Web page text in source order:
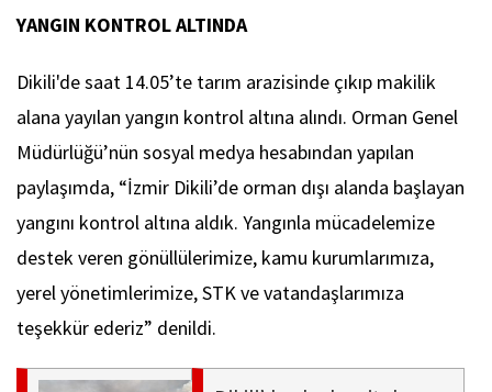
YANGIN KONTROL ALTINDA
Dikili'de saat 14.05’te tarım arazisinde çıkıp makilik
alana yayılan yangın kontrol altına alındı. Orman Genel
Müdürlüğü’nün sosyal medya hesabından yapılan
paylaşımda, “İzmir Dikili’de orman dışı alanda başlayan
yangını kontrol altına aldık. Yangınla mücadelemize
destek veren gönüllülerimize, kamu kurumlarımıza,
yerel yönetimlerimize, STK ve vatandaşlarımıza
teşekkür ederiz” denildi.